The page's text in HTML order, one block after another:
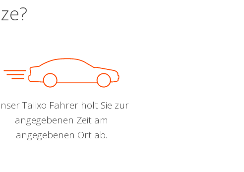
Talixo Fahrer holt Sie zur
angegebenen Zeit am
angegebenen Ort ab.